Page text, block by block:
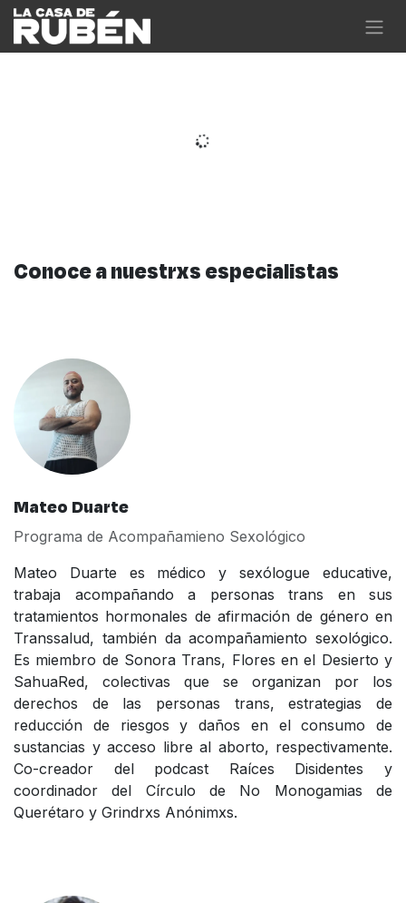
Ir al contenido
Conoce a nuestrxs especialistas
Mateo Duarte
Programa de Acompañamieno Sexológico
Mateo Duarte es médico y sexólogue educative,
trabaja acompañando a personas trans en sus
tratamientos hormonales de afirmación de género en
Transsalud, también da acompañamiento sexológico.
Es miembro de Sonora Trans, Flores en el Desierto y
SahuaRed, colectivas que se organizan por los
derechos de las personas trans, estrategias de
reducción de riesgos y daños en el consumo de
sustancias y acceso libre al aborto, respectivamente.
Co-creador del podcast Raíces Disidentes y
coordinador del Círculo de No Monogamias de
Querétaro y Grindrxs Anónimxs.